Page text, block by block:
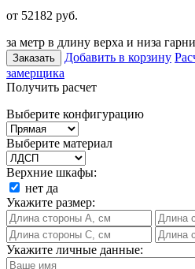
от 52182 руб.
за метр в длину верха и низа
Заказать Добавить в корзину
замерщика
Получить расчет
Выберите конфигурацию
Выберите материал
Верхние шкафы:
нет да
Укажите размер:
Укажите личные данные: